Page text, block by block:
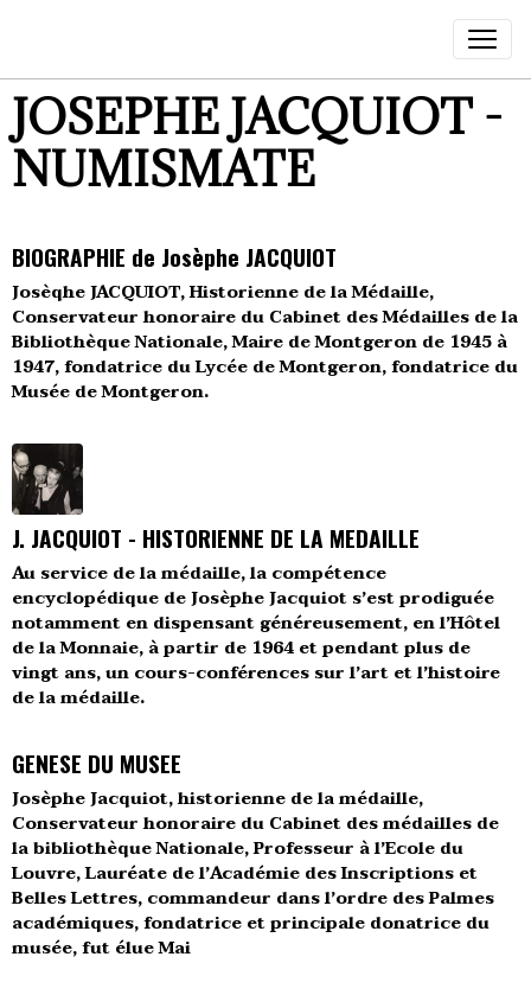
JOSEPHE JACQUIOT -
NUMISMATE
BIOGRAPHIE de Josèphe JACQUIOT
Josèqhe JACQUIOT, Historienne de la Médaille,
Conservateur honoraire du Cabinet des Médailles de la
Bibliothèque Nationale, Maire de Montgeron de 1945 à
1947, fondatrice du Lycée de Montgeron, fondatrice du
Musée de Montgeron.
J. JACQUIOT - HISTORIENNE DE LA MEDAILLE
Au service de la médaille, la compétence
encyclopédique de Josèphe Jacquiot s’est prodiguée
notamment en dispensant généreusement, en l’Hôtel
de la Monnaie, à partir de 1964 et pendant plus de
vingt ans, un cours-conférences sur l’art et l’histoire
de la médaille.
GENESE DU MUSEE
Josèphe Jacquiot, historienne de la médaille,
Conservateur honoraire du Cabinet des médailles de
la bibliothèque Nationale, Professeur à l’Ecole du
Louvre, Lauréate de l’Académie des Inscriptions et
Belles Lettres, commandeur dans l’ordre des Palmes
académiques, fondatrice et principale donatrice du
musée, fut élue Mai